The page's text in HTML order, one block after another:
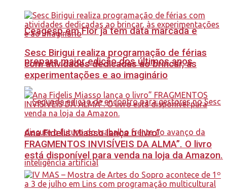
Ceagesp em Flor já tem data marcada e
prepara maior edição dos últimos anos
Sesc Birigui realiza programação de férias
com atividades dedicadas ao brincar, às
experimentações e ao imaginário
Ana Fidelis Miasso lança o livro”
FRAGMENTOS INVISÍVEIS DA ALMA”. O livro
está disponível para venda na loja da Amazon.